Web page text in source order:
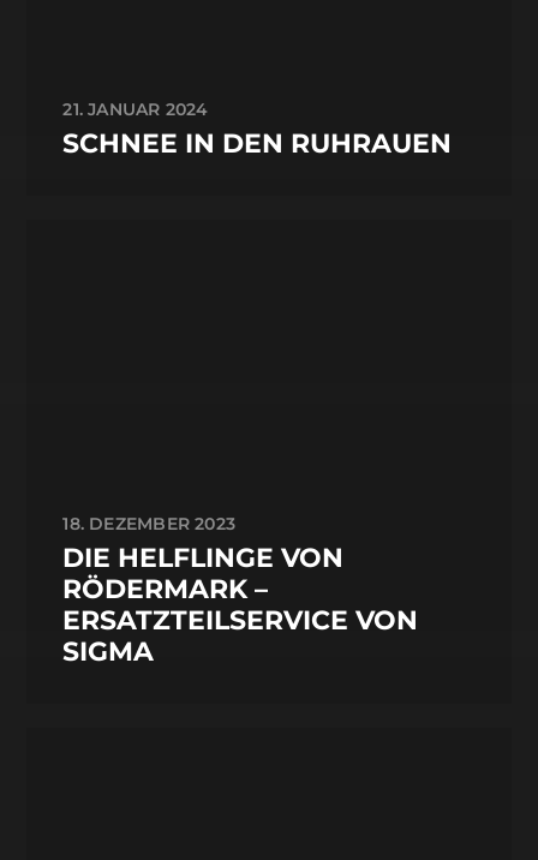
21. JANUAR 2024
SCHNEE IN DEN RUHRAUEN
18. DEZEMBER 2023
DIE HELFLINGE VON
RÖDERMARK –
ERSATZTEILSERVICE VON
SIGMA